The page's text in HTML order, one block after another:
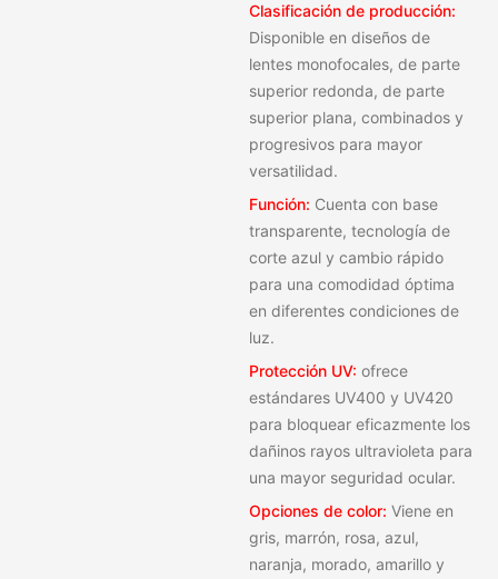
Clasificación de producción:
Disponible en diseños de
lentes monofocales, de parte
superior redonda, de parte
superior plana, combinados y
progresivos para mayor
versatilidad.
Función: Cuenta con base
transparente, tecnología de
corte azul y cambio rápido
para una comodidad óptima
en diferentes condiciones de
luz.
Protección UV: ofrece
estándares UV400 y UV420
para bloquear eficazmente los
dañinos rayos ultravioleta para
una mayor seguridad ocular.
Opciones de color: Viene en
gris, marrón, rosa, azul,
naranja, morado, amarillo y